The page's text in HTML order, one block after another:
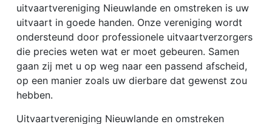
uitvaartvereniging Nieuwlande en omstreken is uw
uitvaart in goede handen. Onze vereniging wordt
ondersteund door professionele uitvaartverzorgers
die precies weten wat er moet gebeuren. Samen
gaan zij met u op weg naar een passend afscheid,
op een manier zoals uw dierbare dat gewenst zou
hebben.
Uitvaartvereniging Nieuwlande en omstreken